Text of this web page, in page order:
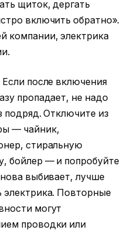
щиток, дергать
включить обратно».
компании, электрика
после включения
пропадает, не надо
подряд. Отключите из
— чайник,
стиральную
бойлер — и попробуйте
выбивает, лучше
электрика. Повторные
могут
проводки или